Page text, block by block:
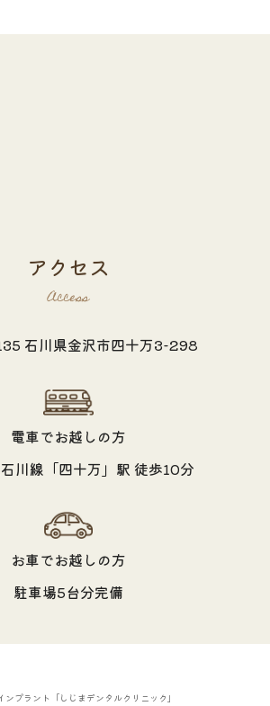
アクセス
Access
石川県金沢市四十万3-298
電車でお越しの方
川線「四十万」駅 徒歩10分
お車でお越しの方
駐車場5台分完備
ンプラント「しじまデンタルクリニック」